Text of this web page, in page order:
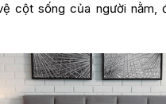
cột sống của người nằm,